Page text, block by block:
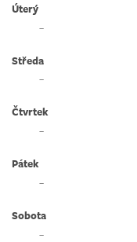
Úterý
–
Středa
–
Čtvrtek
–
Pátek
–
Sobota
–